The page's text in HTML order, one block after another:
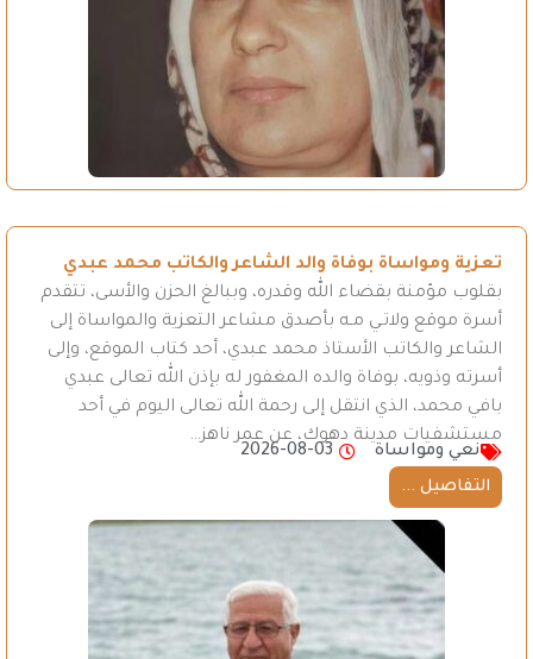
تعزية ومواساة بوفاة والد الشاعر والكاتب محمد عبدي
بقلوب مؤمنة بقضاء الله وقدره، وببالغ الحزن والأسى، تتقدم
أسرة موقع ولاتـي مـه بأصدق مشاعر التعزية والمواساة إلى
الشاعر والكاتب الأستاذ محمد عبدي، أحد كتاب الموقع، وإلى
أسرته وذويه، بوفاة والده المغفور له بإذن الله تعالى عبدي
بافي محمد، الذي انتقل إلى رحمة الله تعالى اليوم في أحد
مستشفيات مدينة دهوك، عن عمر ناهز…
نعي ومواساة
2026-08-03
التفاصيل ...